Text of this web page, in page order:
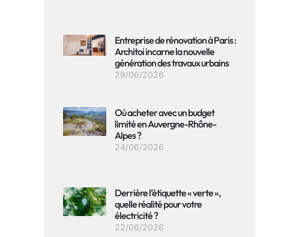
Entreprise de rénovation à Paris :
Architoi incarne la nouvelle
génération des travaux urbains
29/06/2026
Où acheter avec un budget
limité en Auvergne-Rhône-
Alpes ?
24/06/2026
Derrière l’étiquette « verte »,
quelle réalité pour votre
électricité ?
22/06/2026